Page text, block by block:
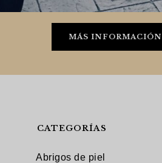
MÁS INFORMACIÓN
CATEGORÍAS
Abrigos de piel